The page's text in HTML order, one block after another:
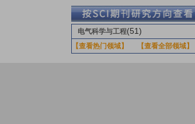
电气科学与工程(51)
【查看热门领域】 【查看全部领域】